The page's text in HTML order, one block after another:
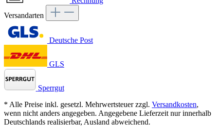
Versandarten
Deutsche Post
GLS
Sperrgut
* Alle Preise inkl. gesetzl. Mehrwertsteuer zzgl. Versandkosten,
wenn nicht anders angegeben. Angegebene Lieferzeit nur innerhalb
Deutschlands realisierbar, Ausland abweichend.